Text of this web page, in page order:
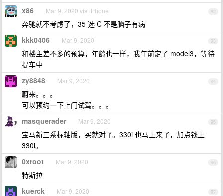
92
x86 Mar 9, 2020 via iPhone
奔驰就不考虑了，35 选 C 不是脑子有病
93
kkk0406 Mar 9, 2020
和楼主差不多的预算，年龄也一样，我年前定了 model3，等待
提车中
94
zy8848 Mar 9, 2020
蔚来。。。
可以预约一下上门试驾。。。
95
masquerader Mar 9, 2020
宝马新三系标轴版，买就对了。330i 也马上来了，加点钱上
330i。
96
0xroot Mar 9, 2020
特斯拉
97
kuerck Mar 9, 2020